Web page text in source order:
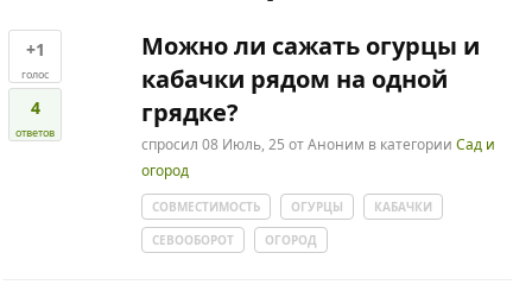
+1
голос
4
ответов
Можно ли сажать огурцы и
кабачки рядом на одной
грядке?
спросил 08 Июль, 25 отАноним в категории Сад и
огород
СОВМЕСТИМОСТЬ ОГУРЦЫ
КАБАЧКИ
СЕВООБОРОТ
ОГОРОД